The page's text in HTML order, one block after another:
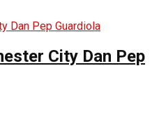
City Dan Pep